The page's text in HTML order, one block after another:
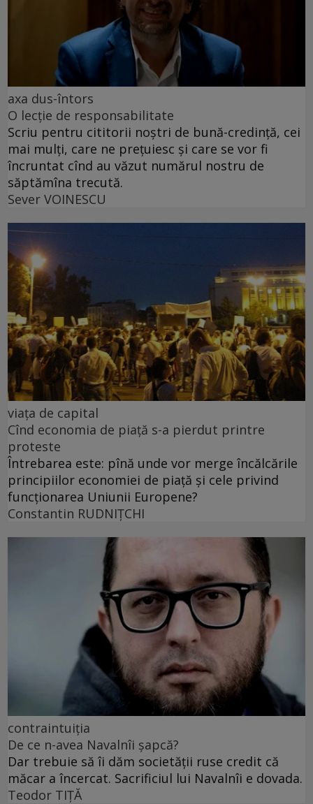
axa dus-întors
O lecție de responsabilitate
Scriu pentru cititorii noștri de bună-credință, cei
mai mulți, care ne prețuiesc și care se vor fi
încruntat cînd au văzut numărul nostru de
săptămîna trecută.
Sever VOINESCU
viața de capital
Cînd economia de piață s-a pierdut printre
proteste
Întrebarea este: pînă unde vor merge încălcările
principiilor economiei de piață și cele privind
funcționarea Uniunii Europene?
Constantin RUDNIŢCHI
contraintuiția
De ce n-avea Navalnîi șapcă?
Dar trebuie să îi dăm societății ruse credit că
măcar a încercat. Sacrificiul lui Navalnîi e dovada.
Teodor TIŢĂ